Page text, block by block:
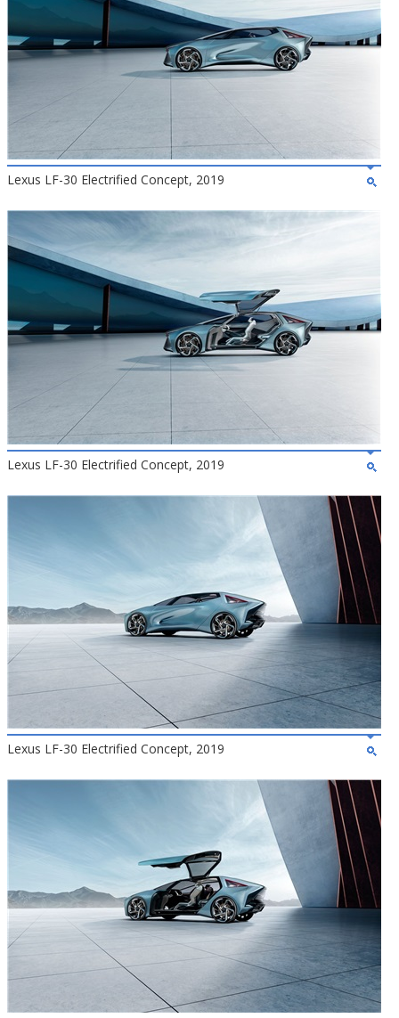
Lexus LF-30 Electrified Concept, 2019
Lexus LF-30 Electrified Concept, 2019
Lexus LF-30 Electrified Concept, 2019